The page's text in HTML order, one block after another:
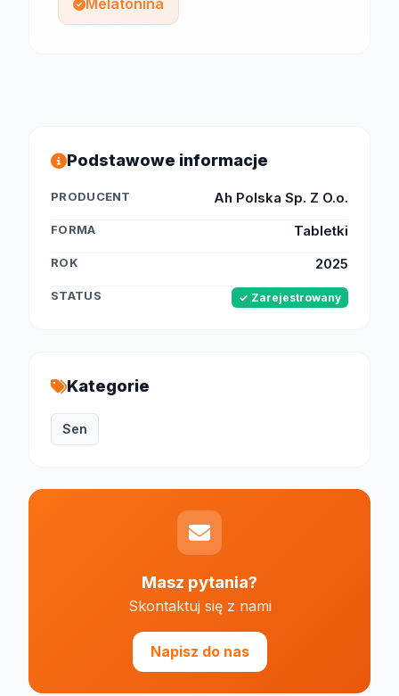
Melatonina
Podstawowe informacje
PRODUCENT Ah Polska Sp. Z O.o.
FORMA Tabletki
ROK 2025
STATUS ✓ Zarejestrowany
Kategorie
Sen
Masz pytania?
Skontaktuj się z nami
Napisz do nas